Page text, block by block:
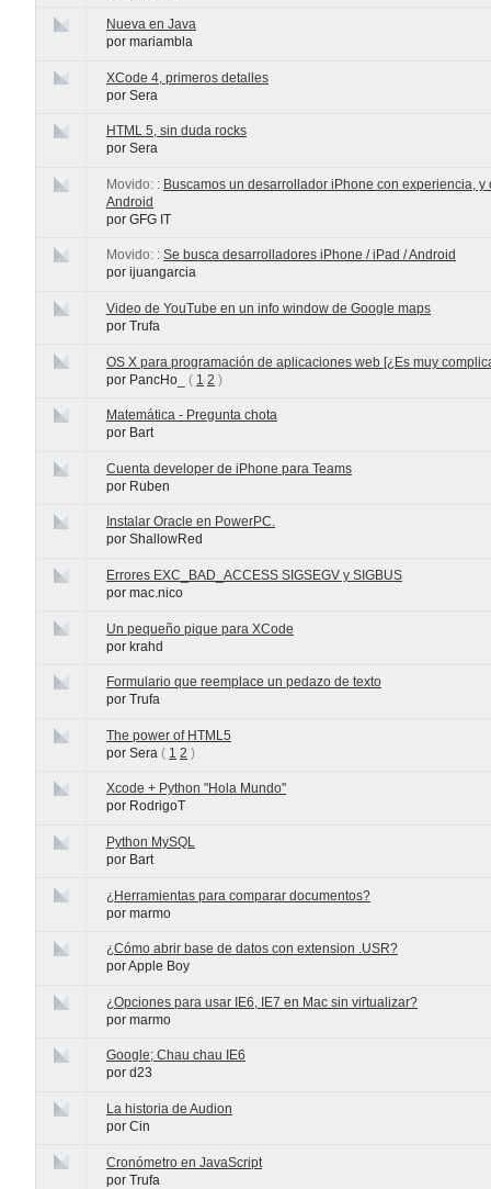
Nueva en Java
por mariambla
XCode 4, primeros detalles
por Sera
HTML 5, sin duda rocks
por Sera
Movido: : Buscamos un desarrollador iPhone con experiencia, y
Android
por GFG IT
Movido: : Se busca desarrolladores iPhone / iPad / Android
por ijuangarcia
Video de YouTube en un info window de Google maps
por Trufa
OS X para programación de aplicaciones web [¿Es muy
por PancHo_
( 1 2 )
Matemática - Pregunta chota
por Bart
Cuenta developer de iPhone para Teams
por Ruben
Instalar Oracle en PowerPC.
por ShallowRed
Errores EXC_BAD_ACCESS SIGSEGV y SIGBUS
por mac.nico
Un pequeño pique para XCode
por krahd
Formulario que reemplace un pedazo de texto
por Trufa
The power of HTML5
por Sera ( 1 2 )
Xcode + Python "Hola Mundo"
por RodrigoT
Python MySQL
por Bart
¿Herramientas para comparar documentos?
por marmo
¿Cómo abrir base de datos con extension .USR?
por Apple Boy
¿Opciones para usar IE6, IE7 en Mac sin virtualizar?
por marmo
Google; Chau chau IE6
por d23
La historia de Audion
por Cin
Cronómetro en JavaScript
por Trufa